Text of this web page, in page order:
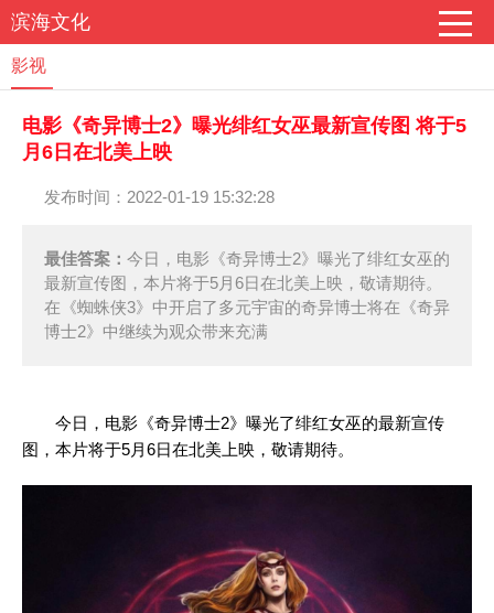
滨海文化
影视
电影《奇异博士2》曝光绯红女巫最新宣传图 将于5
月6日在北美上映
发布时间：2022-01-19 15:32:28
最佳答案： 今日，电影《奇异博士2》曝光了绯红女巫的
最新宣传图，本片将于5月6日在北美上映，敬请期待。
在《蜘蛛侠3》中开启了多元宇宙的奇异博士将在《奇异
博士2》中继续为观众带来充满
今日，电影《奇异博士2》曝光了绯红女巫的最新宣传
图，本片将于5月6日在北美上映，敬请期待。